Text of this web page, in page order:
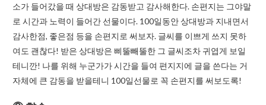
소가 들어갔을 때 상대방은 감동받고 감사해한다. 손편지는 그야말
로 시간과 노력이 들어간 선물이다. 100일동안 상대방과 지내면서
감사한점, 좋은점 등을 손편지로 써보자. 글씨를 이쁘게 쓰지 못하
여도 괜찮다! 받은 상대방은 삐뚤빼뚤한 그 글씨조차 귀엽게 보일
테니깐! 나를 위해 누군가가 시간을 들여 편지지에 글을 쓴다는 거
자체에 큰 감동을 받을테니 100일선물로 꼭 손편지를 써보도록!